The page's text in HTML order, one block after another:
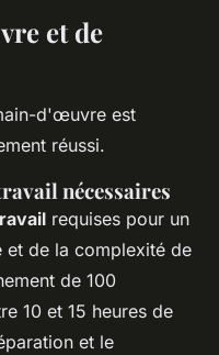
et de
d'œuvre est
réussi.
nécessaires
requises pour un
et de la complexité de
de 100
10 et 15 heures de
et le